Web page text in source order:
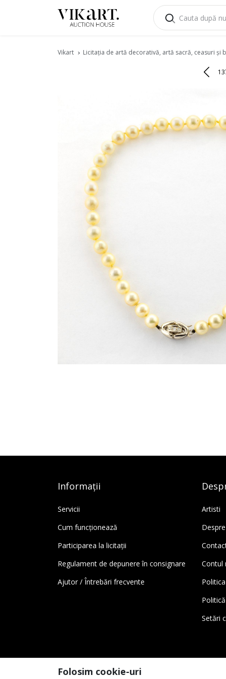
Vikart Licitația de artă decorativă, artă sacră, ceasuri și
Informații
Servicii
Cum funcționează
Participarea la licitații
Regulament de depunere în consignare
Ajutor / Întrebări frecvente
Artisti
Despre
Contul
Setări
Folosim cookie-uri